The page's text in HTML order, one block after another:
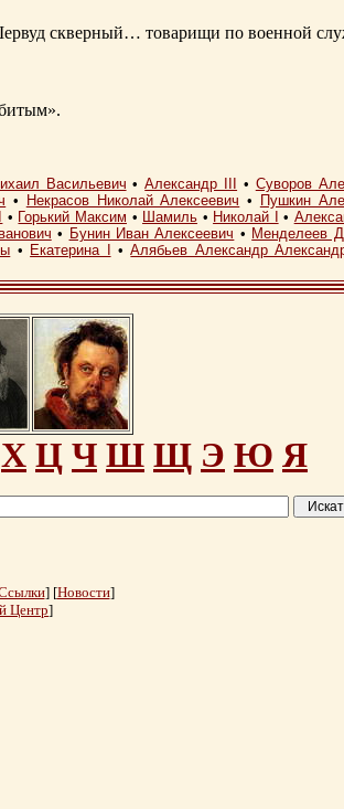
скверный… товарищи по военной
Васильевич •Александр III • Суворов
• Некрасов Николай Алексеевич • Пушкин
• Горький Максим • Шамиль • Николай I •
• Бунин Иван Алексеевич • Менделеев
• Екатерина I •Алябьев Александр
Х Ц Ч Ш Щ Э Ю Я
] [Новости]
Центр]